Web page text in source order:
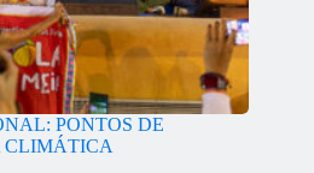
PONTOS DE
CLIMÁTICA